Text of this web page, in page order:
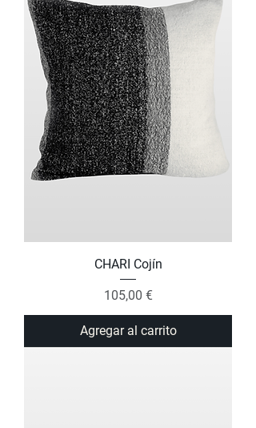
CHARI Cojín
Precio
105,00 €
Agregar al carrito